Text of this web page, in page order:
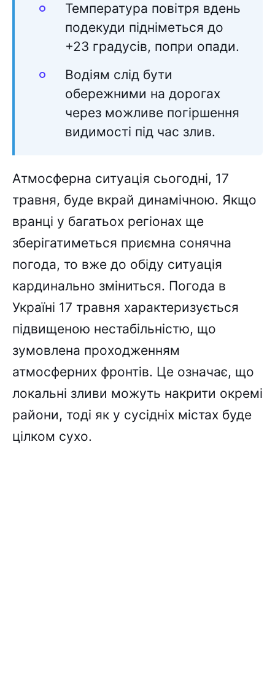
Температура повітря вдень
подекуди підніметься до
+23 градусів, попри опади.
Водіям слід бути
обережними на дорогах
через можливе погіршення
видимості під час злив.
Атмосферна ситуація сьогодні, 17
травня, буде вкрай динамічною. Якщо
вранці у багатьох регіонах ще
зберігатиметься приємна сонячна
погода, то вже до обіду ситуація
кардинально зміниться. Погода в
Україні 17 травня характеризується
підвищеною нестабільністю, що
зумовлена проходженням
атмосферних фронтів. Це означає, що
локальні зливи можуть накрити окремі
райони, тоді як у сусідніх містах буде
цілком сухо.